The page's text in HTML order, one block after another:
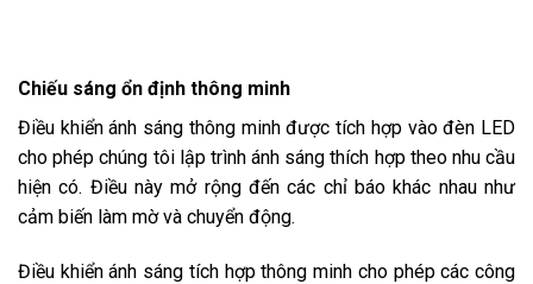
Chiếu sáng ổn định thông minh
Điều khiển ánh sáng thông minh được tích hợp vào đèn LED
cho phép chúng tôi lập trình ánh sáng thích hợp theo nhu cầu
hiện có. Điều này mở rộng đến các chỉ báo khác nhau như
cảm biến làm mờ và chuyển động.
Điều khiển ánh sáng tích hợp thông minh cho phép các công